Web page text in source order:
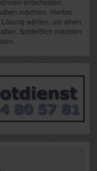
möchten. Hierbei
wählen, um einen
Schließlich möchten